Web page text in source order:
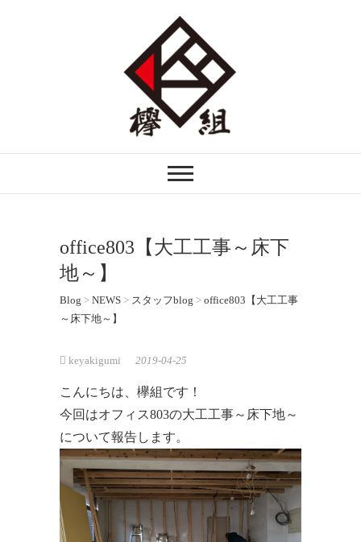
欅組｜けやきぐみ
かした木の家づくりを行う技術者集団で
office803【大工工事～床下
地～】
Blog > NEWS > スタッフblog > office803【大工工事
～床下地～】
keyakigumi 2019-04-25
こんにちは、欅組です！
今回はオフィス803の大工工事～床下地～
について報告します。